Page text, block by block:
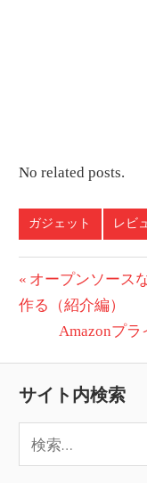
No related posts.
ガジェット レビ
投
稿
ビ
ゲ
ー
前
の
オープンソース
作る（紹介編）
次
稿:
Amazonプ
サイト内検索
索: